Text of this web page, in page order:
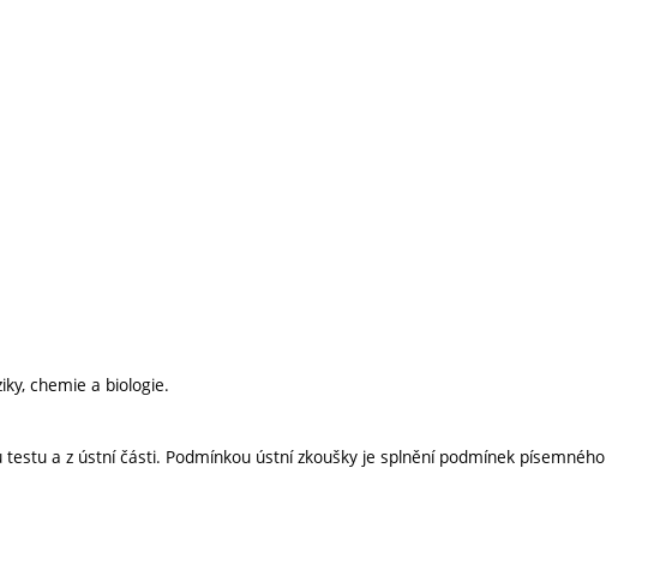
chemie a biologie.
a z ústní části. Podmínkou ústní zkoušky je splnění podmínek písemného